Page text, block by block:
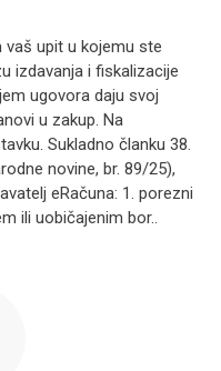
upit u kojemu ste
izdavanja i fiskalizacije
ugovora daju svoj
u zakup. Na
Sukladno članku 38.
novine, br. 89/25),
eRačuna: 1. porezni
ili uobičajenim bor..